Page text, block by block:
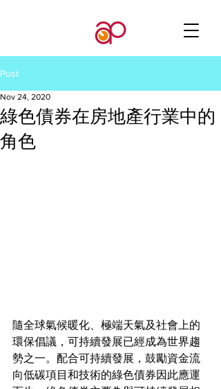
Post
綠色債券在房地產行業中的
角色
Nov 24, 2020
隨全球氣候暖化、極端天氣及社會上的
環保倡議，可持續發展已經成為世界趨
勢之一。配合可持續發展，鼓勵資金流
向低碳項目和技術的綠色債券因此應運